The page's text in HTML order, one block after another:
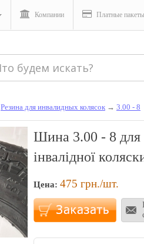
Компании Платные пакеты
Резина для инвалидных колясок → 3.00 - 8
Шина 3.00 - 8 для
інвалідної
Цена: 475 грн./шт.